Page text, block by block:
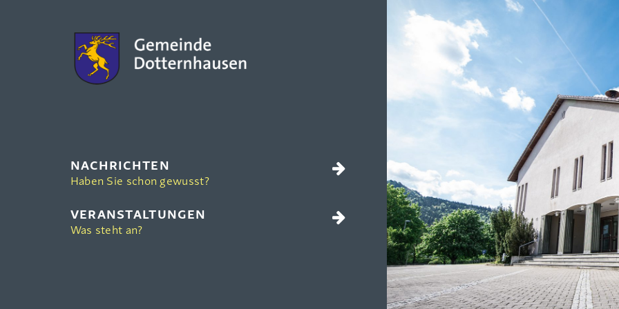
NACHRICHTEN
Haben Sie schon gewusst?
VERANSTALTUNGEN
Was steht an?